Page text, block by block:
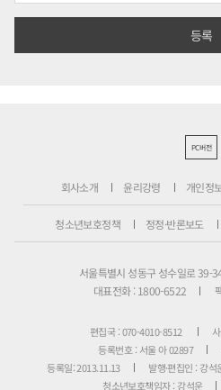
PC버전
회사소개 윤리강령 개인정
청소년보호정책 정정·반론보도
서울특별시 성동구 성수일로 39-
대표전화 : 1800-6522
편집국 : 070-4010-8512
등록번호 : 서울 아 02897
등록일: 2013.11.13
발행·편집인 : 강석
청소년보호책임자 : 강석운